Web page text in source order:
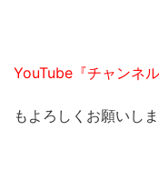
YouTube『チャンネ
もよろしくお願いしま